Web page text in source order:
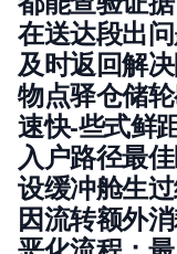
在送达段出
及时返回解决
物点驿仓储
速快-些式鲜
入户路径最
设缓冲舱生
因流转额外